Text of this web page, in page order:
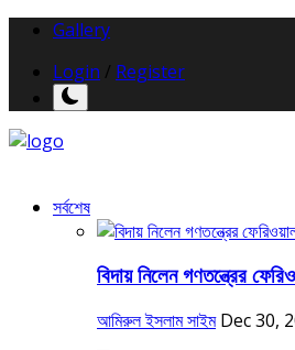
Gallery
Login / Register
সর্বশেষ
বিদায় নিলেন গণতন্ত্রের
আমিরুল ইসলাম সাইম Dec 30,